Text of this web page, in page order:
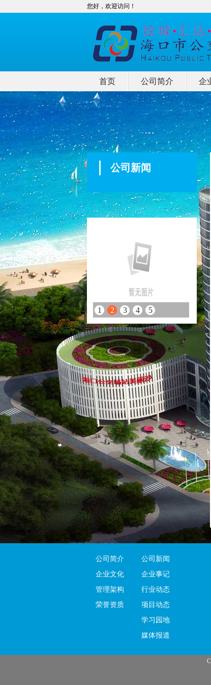
您好，欢迎访问！
首页 公司简介 企
公司新闻
1 2 3 4 5
公司简介
企业文化
管理架构
荣誉资质
公司新闻
企业事记
行业动态
项目动态
学习园地
媒体报道